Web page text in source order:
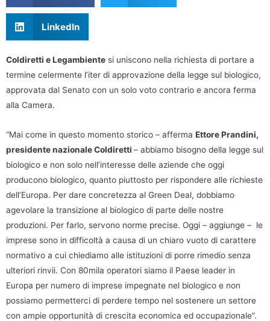
LinkedIn
Coldiretti e Legambiente si uniscono nella richiesta di portare a
termine celermente l’iter di approvazione della legge sul biologico,
approvata dal Senato con un solo voto contrario e ancora ferma
alla Camera.
“Mai come in questo momento storico – afferma Ettore Prandini,
presidente nazionale Coldiretti – abbiamo bisogno della legge sul
biologico e non solo nell’interesse delle aziende che oggi
producono biologico, quanto piuttosto per rispondere alle richieste
dell’Europa. Per dare concretezza al Green Deal, dobbiamo
agevolare la transizione al biologico di parte delle nostre
produzioni. Per farlo, servono norme precise. Oggi – aggiunge – le
imprese sono in difficoltà a causa di un chiaro vuoto di carattere
normativo a cui chiediamo alle istituzioni di porre rimedio senza
ulteriori rinvii. Con 80mila operatori siamo il Paese leader in
Europa per numero di imprese impegnate nel biologico e non
possiamo permetterci di perdere tempo nel sostenere un settore
con ampie opportunità di crescita economica ed occupazionale”.